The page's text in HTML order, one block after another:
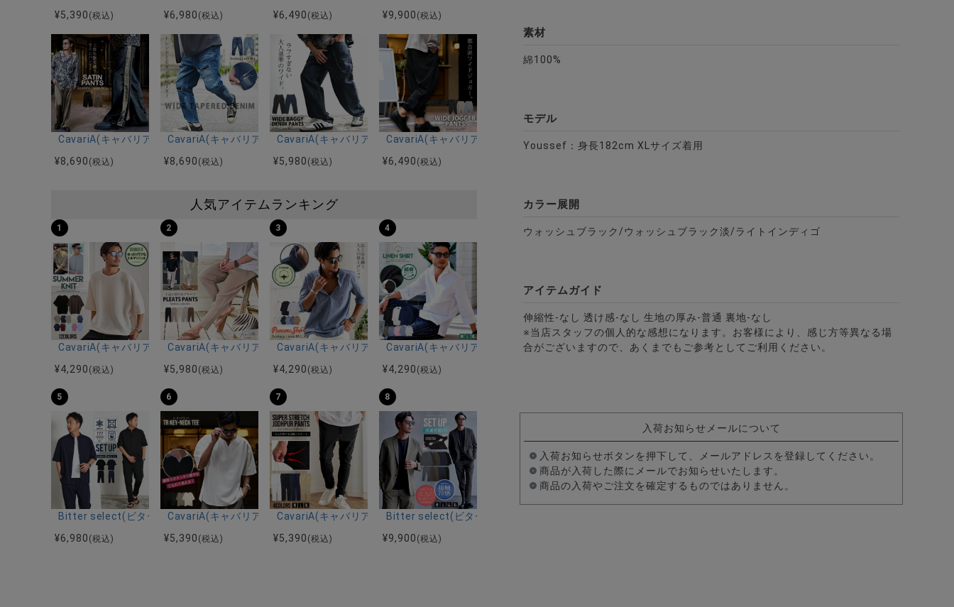
¥5,390 (税込)
¥6,980 (税込)
¥6,490 (税込)
¥9,900 (税込)
CavariA(キャバリア)サテンサイドライントラックパンツ/全2色
¥8,690 (税込)
CavariA(キャバリア)ワイドテーパードリペアデニムパンツ/全2色
¥8,690 (税込)
CavariA(キャバリア)チェーン付きワイドバギーデニムパンツ/全2色
¥5,980 (税込)
CavariA(キャバリア)ワイドジョガーパンツ/全3色
¥6,490 (税込)
人気アイテムランキング
1
CavariA(キャバリア)12Gミラノリブクルーネックドルマンハーフスリーブニット/全12色
¥4,290 (税込)
2
CavariA(キャバリア)プリーツ加工イージーロングパンツ/全5色
¥5,980 (税込)
3
CavariA(キャバリア)パナマ織り7分袖カプリシャツ/全9色
¥4,290 (税込)
4
CavariA(キャバリア)コットンリネンホリゾンタルカラー7分袖カプリシャツ/全8色
¥4,290 (税込)
5
Bitter select(ビターセレクト)接触冷感スーパーストレッチバンドカラー半袖シャツ＆イージーパンツ/全2色
¥6,980 (税込)
6
CavariA(キャバリア)キーネック半袖Tシャツ/全4色
¥5,390 (税込)
7
CavariA(キャバリア)ストレッチジョッパーパンツ/全4色
¥5,390 (税込)
8
Bitter select(ビターセレクト)接触冷感スーパーストレッチテーラード＆スラックスパンツ セットアップ/全6色
¥9,900 (税込)
素材
綿100%
モデル
Youssef：身長182cm XLサイズ着用
カラー展開
ウォッシュブラック/ウォッシュブラック淡/ライトインディゴ
アイテムガイド
伸縮性-なし 透け感-なし 生地の厚み-普通 裏地-なし
※当店スタッフの個人的な感想になります。お客様により、感じ方等異なる場
合がございますので、あくまでもご参考としてご利用ください。
入荷お知らせメールについて
入荷お知らせボタンを押下して、メールアドレスを登録してください。
商品が入荷した際にメールでお知らせいたします。
商品の入荷やご注文を確定するものではありません。